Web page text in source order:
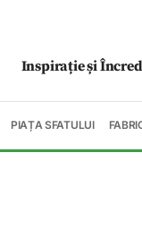
Inspirație și
PIAȚA SFATULUI